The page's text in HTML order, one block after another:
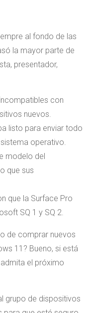
al fondo de las
la mayor parte de
presentador,
con
nuevos.
listo para enviar todo
operativo.
modelo del
que sus
que la Surface Pro
SQ 1 y SQ 2.
de comprar nuevos
11? Bueno, si está
el próximo
grupo de dispositivos